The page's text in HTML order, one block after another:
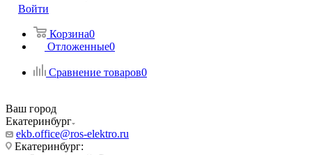
Войти
Корзина0
Отложенные0
Сравнение товаров0
Ваш город
Екатеринбург
ekb.office@ros-elektro.ru
Екатеринбург: